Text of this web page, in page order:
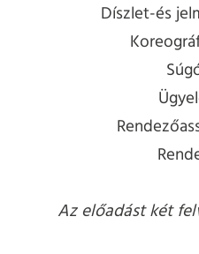
Díszlet-és
Az előadást két